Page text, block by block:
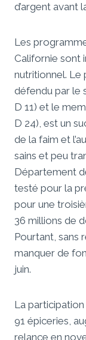
d’argent avant
Les
Californie sont
nutritionnel. Le
défendu par le
D 11) et le
D 24), est un
de la faim et
sains et peu
Département
testé pour la
pour une
36 millions de
Pourtant, sans
manquer de
juin.
La
91 épiceries,
relance en